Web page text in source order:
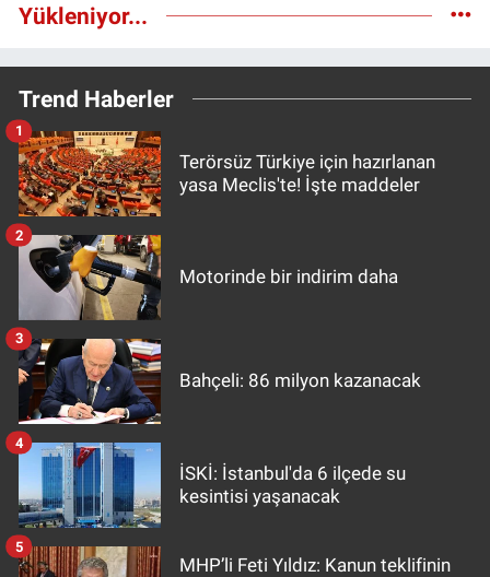
Yükleniyor...
Trend Haberler
Terörsüz Türkiye için hazırlanan
yasa Meclis'te! İşte maddeler
1
Motorinde bir indirim daha
2
Bahçeli: 86 milyon kazanacak
3
İSKİ: İstanbul'da 6 ilçede su
kesintisi yaşanacak
4
MHP’li Feti Yıldız: Kanun teklifinin
5